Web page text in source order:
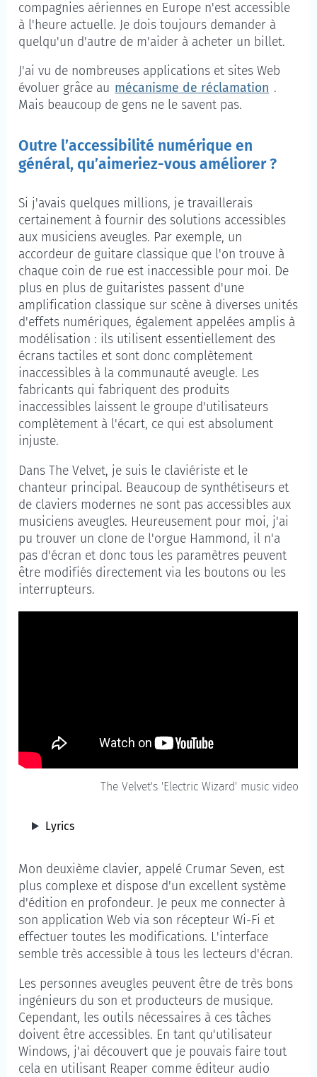
compagnies aériennes en Europe n'est accessible
à l'heure actuelle. Je dois toujours demander à
quelqu'un d'autre de m'aider à acheter un billet.
J'ai vu de nombreuses applications et sites Web
évoluer grâce au mécanisme de réclamation .
Mais beaucoup de gens ne le savent pas.
Outre l’accessibilité numérique en
général, qu’aimeriez-vous améliorer ?
Si j'avais quelques millions, je travaillerais
certainement à fournir des solutions accessibles
aux musiciens aveugles. Par exemple, un
accordeur de guitare classique que l'on trouve à
chaque coin de rue est inaccessible pour moi. De
plus en plus de guitaristes passent d'une
amplification classique sur scène à diverses unités
d'effets numériques, également appelées amplis à
modélisation : ils utilisent essentiellement des
écrans tactiles et sont donc complètement
inaccessibles à la communauté aveugle. Les
fabricants qui fabriquent des produits
inaccessibles laissent le groupe d'utilisateurs
complètement à l'écart, ce qui est absolument
injuste.
DansThe Velvet, je suis le claviériste et le
chanteur principal. Beaucoup de synthétiseurs et
de claviers modernes ne sont pas accessibles aux
musiciens aveugles. Heureusement pour moi, j'ai
pu trouver un clone de l'orgue Hammond, il n'a
pas d'écran et donc tous les paramètres peuvent
être modifiés directement via les boutons ou les
interrupteurs.
The Velvet's 'Electric Wizard' music video
Lyrics
Mon deuxième clavier, appelé Crumar Seven, est
plus complexe et dispose d'un excellent système
d'édition en profondeur. Je peux me connecter à
son application Web via son récepteur Wi-Fi et
effectuer toutes les modifications. L'interface
semble très accessible à tous les lecteurs d'écran.
Les personnes aveugles peuvent être de très bons
ingénieurs du son et producteurs de musique.
Cependant, les outils nécessaires à ces tâches
doivent être accessibles. En tant qu'utilisateur
Windows, j'ai découvert que je pouvais faire tout
cela en utilisant Reaper comme éditeur audio